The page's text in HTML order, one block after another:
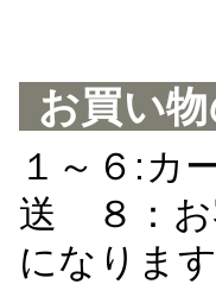
お買い
１～６:カ
送 ８：お
になります